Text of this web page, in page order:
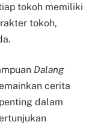
tokoh memiliki
tokoh,
Dalang
cerita
dalam